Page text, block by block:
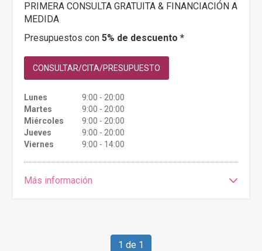
PRIMERA CONSULTA GRATUITA & FINANCIACIÓN A
MEDIDA
Presupuestos con 5% de descuento *
CONSULTAR/CITA/PRESUPUESTO
Lunes
9:00 - 20:00
Martes
9:00 - 20:00
Miércoles
9:00 - 20:00
Jueves
9:00 - 20:00
Viernes
9:00 - 14:00
Más información
1 de 1